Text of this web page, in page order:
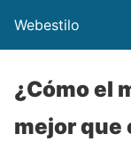
Webestilo
¿Cómo el
mejor que